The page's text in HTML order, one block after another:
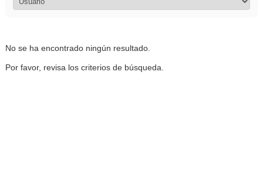
No se ha encontrado ningún resultado.
Por favor, revisa los criterios de búsqueda.